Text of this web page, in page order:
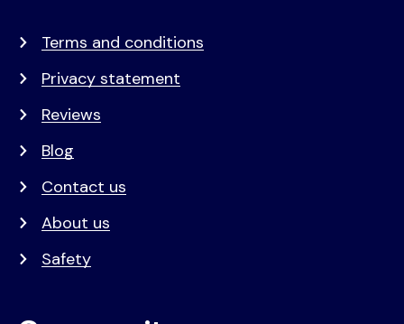
Terms and conditions
Privacy statement
Reviews
Blog
Contact us
About us
Safety